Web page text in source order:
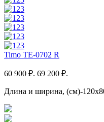
Timo TE-0702 R
60 900 ₽. 69 200 ₽.
Длина и ширина, (см)-